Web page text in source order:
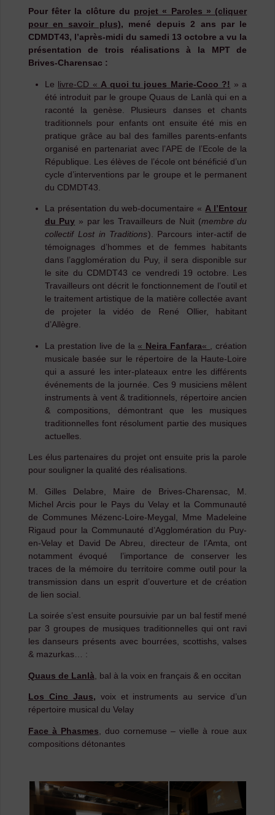
Mézenc »
&
web-
« A
l’Entour
Puy »
!"
Pour fêter la clôture du projet « Paroles » (cliquer
pour en savoir plus), mené depuis 2 ans par le
CDMDT43, l’après-midi du samedi 13 octobre a vu la
présentation de trois réalisations à la MPT de
Brives-Charensac :
Le livre-CD « A quoi tu joues Marie-Coco ?! » a
été introduit par le groupe Quaus de Lanlà qui en a
raconté la genèse. Plusieurs danses et chants
traditionnels pour enfants ont ensuite été mis en
pratique grâce au bal des familles parents-enfants
organisé en partenariat avec l’APE de l’Ecole de la
République. Les élèves de l’école ont bénéficié d’un
cycle d’interventions par le groupe et le permanent
du CDMDT43.
La présentation du web-documentaire «A l’Entour
du Puy » par les Travailleurs de Nuit (membre du
collectif Lost in Traditions). Parcours inter-actif de
témoignages d’hommes et de femmes habitants
dans l’agglomération du Puy, il sera disponible sur
le site du CDMDT43 ce vendredi 19 octobre. Les
Travailleurs ont décrit le fonctionnement de l’outil et
le traitement artistique de la matière collectée avant
de projeter la vidéo de René Ollier, habitant
d’Allègre.
La prestation live de la« Neira Fanfara«
, création
musicale basée sur le répertoire de la Haute-Loire
qui a assuré les inter-plateaux entre les différents
événements de la journée. Ces 9 musiciens mêlent
instruments à vent & traditionnels, répertoire ancien
& compositions, démontrant que les musiques
traditionnelles font résolument partie des musiques
actuelles.
Les élus partenaires du projet ont ensuite pris la parole
pour souligner la qualité des réalisations.
M. Gilles Delabre, Maire de Brives-Charensac, M.
Michel Arcis pour le Pays du Velay et la Communauté
de Communes Mézenc-Loire-Meygal, Mme Madeleine
Rigaud pour la Communauté d’Agglomération du Puy-
en-Velay et David De Abreu, directeur de l’Amta, ont
notamment évoqué l’importance de conserver les
traces de la mémoire du territoire comme outil pour la
transmission dans un esprit d’ouverture et de création
de lien social.
La soirée s’est ensuite poursuivie par un bal festif mené
par 3 groupes de musiques traditionnelles qui ont ravi
les danseurs présents avec bourrées, scottishs, valses
& mazurkas… :
Quaus de Lanlà , bal à la voix en français & en occitan
Los Cinc Jaus, voix et instruments au service d’un
répertoire musical du Velay
Face à Phasmes , duo cornemuse – vielle à roue aux
compositions détonantes